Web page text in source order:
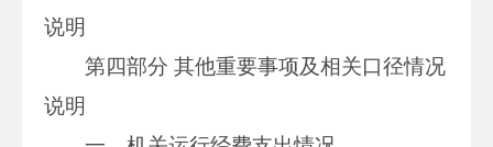
说明
第四部分 其他重要事项及相关口径情况
说明